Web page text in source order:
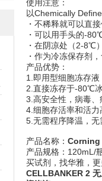
使用注意：
以Chemically
・不稀释就可以直
・可以用手头的-
・在阴凉处（2-8℃
・作为冷冻保存剂
产品优势：
1.即用型细胞冻存液
2.直接冻存于-80℃
3.高安全性，病毒
4.细胞存活率和活
5.无需程序降温，
产品名称： Corning
产品规格：120mL/
买试剂，找华雅，
CELLBANKER 2